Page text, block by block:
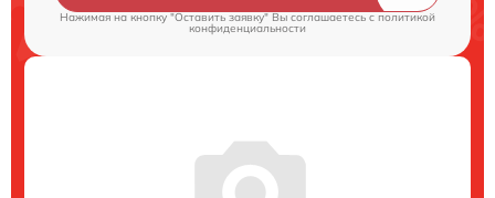
Нажимая на кнопку "Оставить заявку" Вы соглашаетесь cполитикой
конфиденциальности